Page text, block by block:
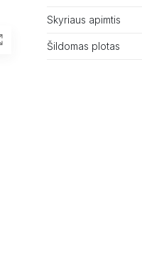
Skyriaus apimtis
Šildomas plotas